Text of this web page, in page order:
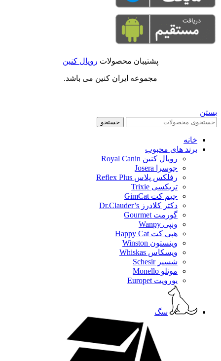
پشتیبان محصولات رویال کنین
مجموعه ایران کنین می باشد.
بستن
جستجو
خانه
برند های محبوب
رویال کنین Royal Canin
جوسرا Josera
رفلکس پلاس Reflex Plus
تریکسی Trixie
جیم کت GimCat
دکتر کلادرز Dr.Clauder’s
گورمت Gourmet
ونپی Wanpy
هپی کت Happy Cat
وینستون Winston
ویسکاس Whiskas
شسیر Schesir
مونلو Monello
یوروپت Europet
سگ